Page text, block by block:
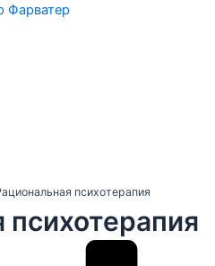
Фарватер
психотерапия
психотерапия